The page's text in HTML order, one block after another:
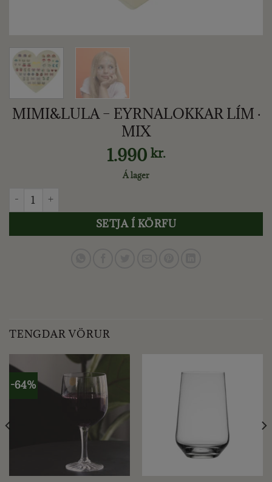
MIMI&LULA – EYRNALOKKAR LÍM ·
MIX
1.990 kr.
Á lager
MIMI&LULA - EYRNALOKKAR LÍM · MIX quantity
SETJA Í KÖRFU
TENGDAR VÖRUR
-64%